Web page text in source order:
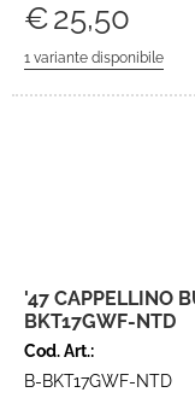
€25,50
'47 CAPPELLINO
BKT17GWF-NTD
Cod. Art.:
B-BKT17GWF-NTD